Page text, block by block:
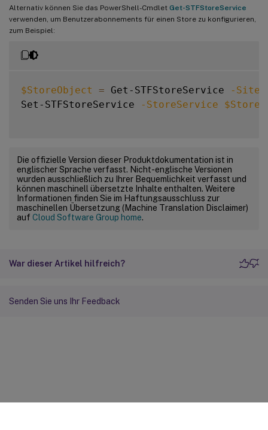
Alternativ können Sie das PowerShell-Cmdlet Get-STFStoreService
verwenden, um Benutzerabonnements für einen Store zu konfigurieren,
zum Beispiel:
$StoreObject = Get-STFStoreService
-
Set-STFStoreService
-StoreService
Die offizielle Version dieser Produktdokumentation ist in
englischer Sprache verfasst. Nicht-englische Versionen
wurden ausschließlich zu Ihrer Bequemlichkeit verfasst und
können maschinell übersetzte Inhalte enthalten. Weitere
Informationen finden Sie im Haftungsausschluss zur
maschinellen Übersetzung (Machine Translation Disclaimer)
auf Cloud Software Group home.
War dieser Artikel hilfreich?
Senden Sie uns Ihr Feedback